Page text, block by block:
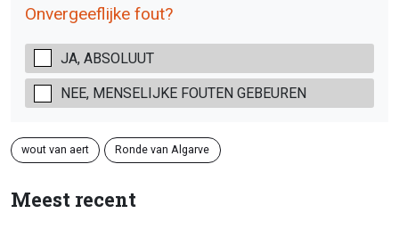
Onvergeeflijke fout?
JA, ABSOLUUT
NEE, MENSELIJKE FOUTEN GEBEUREN
wout van aert Ronde van Algarve
Meest recent